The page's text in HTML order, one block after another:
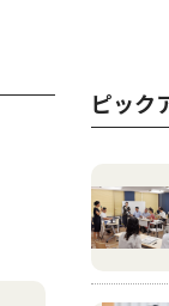
ピック